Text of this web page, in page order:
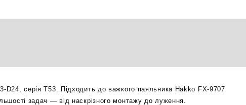
2.4мм
серія T53. Підходить до важкого паяльника Hakko FX-9707
задач — від наскрізного монтажу до луження.